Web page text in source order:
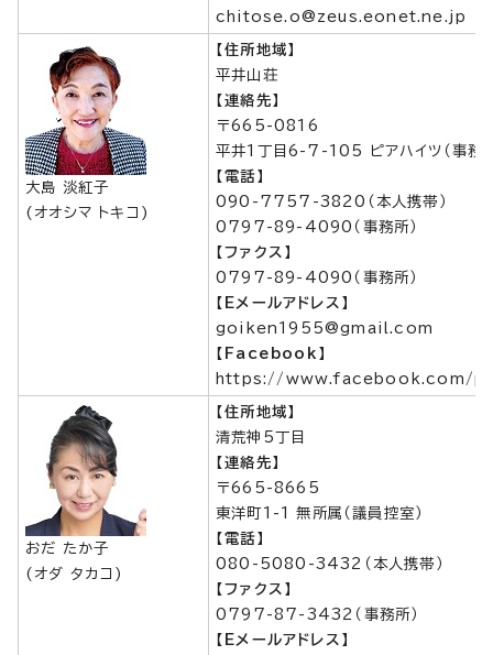
chitose.o@zeus.eonet.ne.jp
大島 淡紅子
(オオシマ トキコ)
【住所地域】
平井山荘
【連絡先】
〒665-0816
平井1丁目6-7-105 ピアハイツ（事務
【電話】
090-7757-3820（本人携帯）
0797-89-4090（事務所）
【ファクス】
0797-89-4090（事務所）
【Eメールアドレス】
goiken1955@gmail.com
【Facebook】
https://www.facebook.com/
おだ たか子
(オダ タカコ)
【住所地域】
清荒神5丁目
【連絡先】
〒665-8665
東洋町1-1 無所属（議員控室）
【電話】
080-5080-3432（本人携帯）
【ファクス】
0797-87-3432（事務所）
【Eメールアドレス】